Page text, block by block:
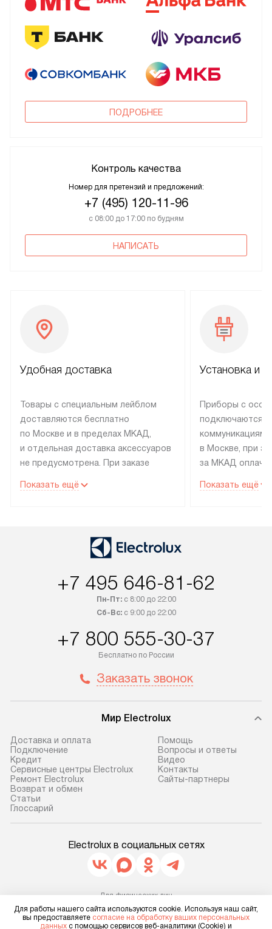
ПОДРОБНЕЕ
Контроль качества
Номер для претензий и предложений:
+7 (495) 120-11-96
с 08:00 до 17:00 по будням
НАПИСАТЬ
Удобная доставка
Товары с специальным лейблом
доставляются бесплатно
по Москве и в пределах МКАД,
и отдельная доставка аксессуаров
не предусмотрена. При заказе
рекомендуем обсудить
со статусом «В наличии» могут
быть отправлены покупателю
интересен товар «Под заказ»,
обсудите возможность его
приобретения с менеджером сайта.
доставляются бесплатно
по Москве в пределах МКАД,
не предусмотрена. После 100%
до представительства
транспортной компании в г. Москва.
Пожалуйста, уточняйте условия
доставки у менеджера при
оформлении заказа.
В оговоренный день служба
доставки доставит упакованный
Если необходимо переместить
прибор до места установки,
уточните это с менеджером.
За данную услугу взимается
дополнительная плата. Важно
Показать ещё
Установка и
Приборы с
подключаются к
коммуникациям
в Москве, при
за МКАД
партнера
по монтажу
материалы.
предполагают,
установленной
подключение к
Показать ещё
+7 495 646-81-62
Пн-Пт:с 8:00 до 22:00
Сб-Вс:с 9:00 до 22:00
+7 800 555-30-37
Бесплатно по России
Заказать звонок
Мир Electrolux
Доставка и оплата
Подключение
Кредит
Сервисные центры Electrolux
Ремонт Electrolux
Возврат и обмен
Cтатьи
Глоссарий
Помощь
Вопросы и ответы
Видео
Контакты
Сайты-партнеры
Electrolux в социальных сетях
Для физических лиц
shop@electrolux-home.ru
Для юридических лиц
Для работы нашего сайта используются cookie. Используя наш сайт,
вы предоставляете согласие на обработку ваших персональных
данных с помощью сервисов веб-аналитики (Cookie) и